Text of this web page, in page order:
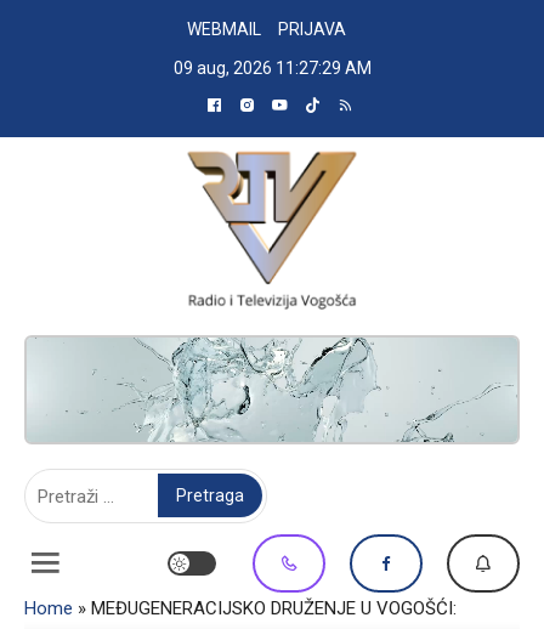
WEBMAIL
PRIJAVA
09 aug, 2026 11:27:30 AM
RADIO TELEVIZIJA VOGOŠĆA
Home » MEĐUGENERACIJSKO DRUŽENJE U VOGOŠĆI: